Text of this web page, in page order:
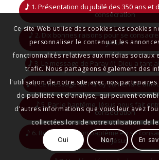
1. Présentation du jubilé des 350 ans et
consécration
2. Dix bonnes raisons pour se
Jésus
3. Le message de Paray (I). Dieu a tant
4. Le message de Paray (II). Rendre
5. Par le baptême, Jésus nous fait
consécration
6. Renouveler son baptême en se
de Jésus
Ce site Web utilise des cookies Les cookies
personnaliser le contenu et les
fonctionnalités relatives aux médias sociaux
trafic. Nous partageons également des
l'utilisation de notre site avec nos partenaires
de publicité et d'analyse, qui peuvent
d'autres informations que vous leur avez
collectées lors de votre utilisation de
Oui Non En